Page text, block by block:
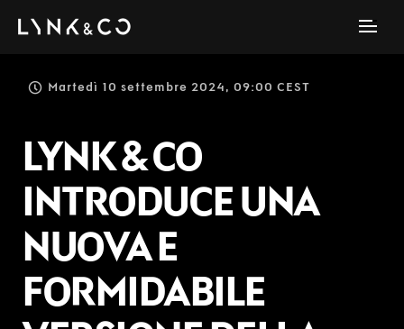
Martedì 10 settembre 2024, 09:00 CEST
LYNK & CO
INTRODUCE UNA
NUOVA E
FORMIDABILE